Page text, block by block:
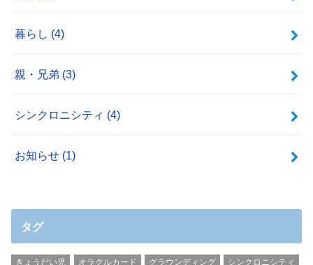
暮らし (4)
親・兄弟 (3)
シンクロニシティ (4)
お知らせ (1)
タグ
きょうだい児 オラクルカード グラウンディング シンクロニシティ